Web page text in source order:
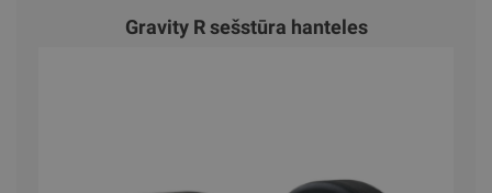
Gravity R sešstūra hanteles